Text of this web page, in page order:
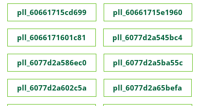
pll_60661715cd699 pll_60661715e1960
pll_6066171601c81 pll_6077d2a545bc4
pll_6077d2a586ec0 pll_6077d2a5ba55c
pll_6077d2a602c5a pll_6077d2a65befa